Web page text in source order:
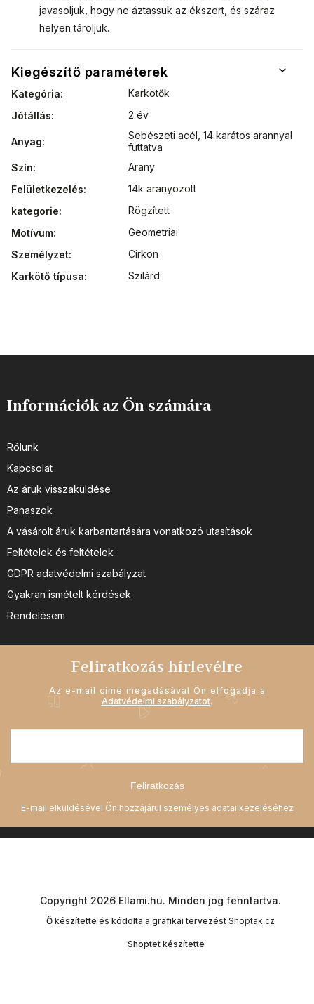
javasoljuk, hogy ne áztassuk az ékszert, és száraz
helyen tároljuk.
Kiegészítő paraméterek
Kategória:
Karkötők
Jótállás: 2 év
Anyag:
Sebészeti acél 14 karátos arannyal
futtatva
Szín:
Arany
Felületkezelés:
14k aranyozott
kategorie:
Rögzített
Motívum:
Geometriai
Személyzet:
Cirkon
Karkötő típusa: Szilárd
Információk az Ön számára
Rólunk
Kapcsolat
Az áruk visszaküldése
Panaszok
A vásárolt áruk karbantartására vonatkozó utasítások
Feltételek és feltételek
GDPR adatvédelmi szabályzat
Gyakran ismételt kérdések
Rendelésem
Feliratkozás hírlevélre
Az e-mail címe megadásával Ön elfogadja a
Adatvédelmi szabályzatot.
Feliratkozás
Shoptet készítette
Copyright 2026 Ellami.hu. Minden jog fenntartva.
Ő készítette és kódolta a grafikai tervezést Shoptak.cz